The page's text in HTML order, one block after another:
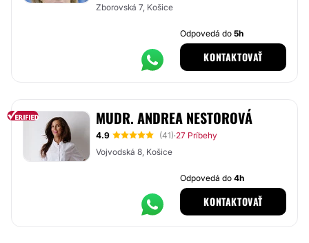
Zborovská 7, Košice
Odpovedá do5h
KONTAKTOVAŤ
MUDR. ANDREA NESTOROVÁ
4.9 (41)·27 Príbehy
Vojvodská 8, Košice
Odpovedá do4h
KONTAKTOVAŤ